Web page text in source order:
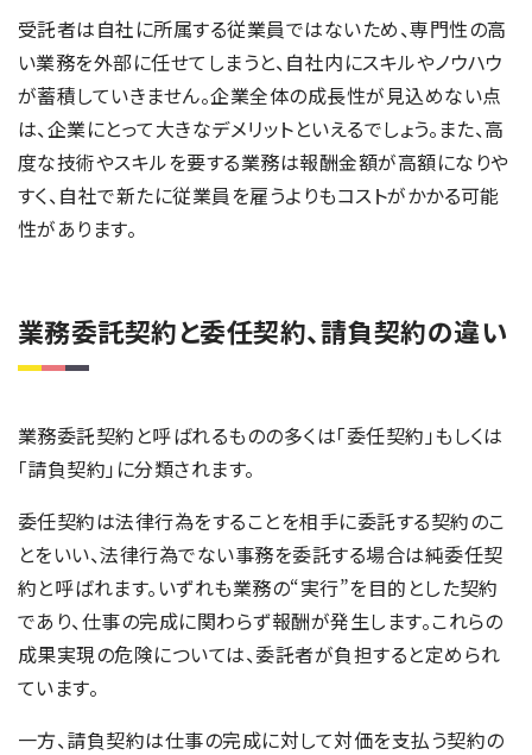
受託者は自社に所属する従業員ではないため、専門性の高
い業務を外部に任せてしまうと、自社内にスキルやノウハウ
が蓄積していきません。企業全体の成長性が見込めない点
は、企業にとって大きなデメリットといえるでしょう。また、高
度な技術やスキルを要する業務は報酬金額が高額になりや
すく、自社で新たに従業員を雇うよりもコストがかかる可能
性があります。
業務委託契約と委任契約、請負契約の違い
業務委託契約と呼ばれるものの多くは「委任契約」もしくは
「請負契約」に分類されます。
委任契約は法律行為をすることを相手に委託する契約のこ
とをいい、法律行為でない事務を委託する場合は純委任契
約と呼ばれます。いずれも業務の“実行”を目的とした契約
であり、仕事の完成に関わらず報酬が発生します。これらの
成果実現の危険については、委託者が負担すると定められ
ています。
一方、請負契約は仕事の完成に対して対価を支払う契約の